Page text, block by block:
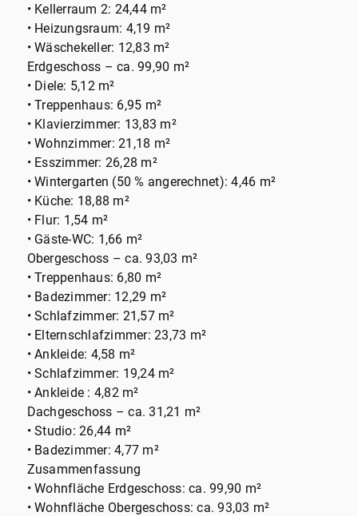
• Kellerraum 2: 24,44 m²
• Heizungsraum: 4,19 m²
• Wäschekeller: 12,83 m²
Erdgeschoss – ca. 99,90 m²
• Diele: 5,12 m²
• Treppenhaus: 6,95 m²
• Klavierzimmer: 13,83 m²
• Wohnzimmer: 21,18 m²
• Esszimmer: 26,28 m²
• Wintergarten (50 % angerechnet): 4,46 m²
• Küche: 18,88 m²
• Flur: 1,54 m²
• Gäste-WC: 1,66 m²
Obergeschoss – ca. 93,03 m²
• Treppenhaus: 6,80 m²
• Badezimmer: 12,29 m²
• Schlafzimmer: 21,57 m²
• Elternschlafzimmer: 23,73 m²
• Ankleide: 4,58 m²
• Schlafzimmer: 19,24 m²
• Ankleide : 4,82 m²
Dachgeschoss – ca. 31,21 m²
• Studio: 26,44 m²
• Badezimmer: 4,77 m²
Zusammenfassung
• Wohnfläche Erdgeschoss: ca. 99,90 m²
• Wohnfläche Obergeschoss: ca. 93,03 m²